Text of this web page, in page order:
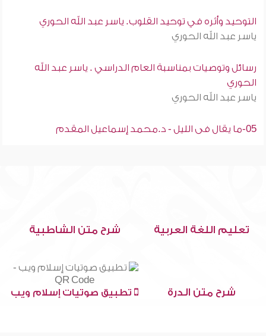
التوحيد وأثره في توحيد القلوب. ياسر عبد الله الحوري
ياسر عبد الله الحوري
رسائل وتوصيات بمناسبة العام الدراسي . ياسر عبد الله
الحوري
ياسر عبد الله الحوري
05-ما يقال فى الليل - د.محمد إسماعيل المقدم
تعليم اللغة العربية شرح متن الشاطبية
شرح متن الدرة تطبيق صوتيات إسلام ويب